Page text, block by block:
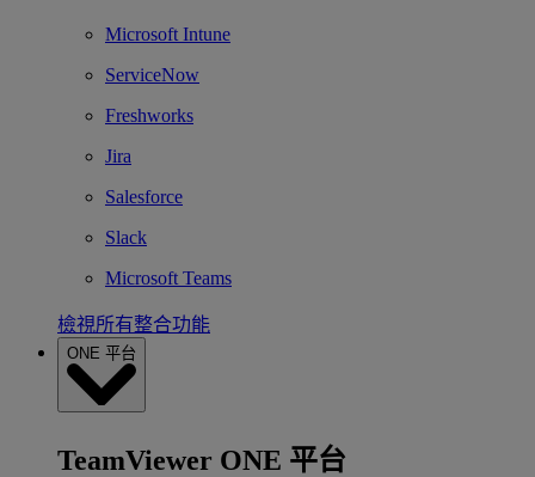
Microsoft Intune
ServiceNow
Freshworks
Jira
Salesforce
Slack
Microsoft Teams
檢視所有整合功能
ONE 平台
TeamViewer ONE 平台